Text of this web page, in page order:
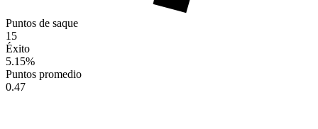
Puntos de saque
15
Éxito
5.15%
Puntos promedio
0.47